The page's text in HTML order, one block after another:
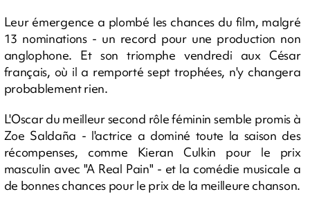
Leur émergence a plombé les chances du film, malgré
13 nominations - un record pour une production non
anglophone. Et son triomphe vendredi aux César
français, où il a remporté sept trophées, n'y changera
probablement rien.
L'Oscar du meilleur second rôle féminin semble promis à
Zoe Saldaña - l'actrice a dominé toute la saison des
récompenses, comme Kieran Culkin pour le prix
masculin avec "A Real Pain" - et la comédie musicale a
de bonnes chances pour le prix de la meilleure chanson.